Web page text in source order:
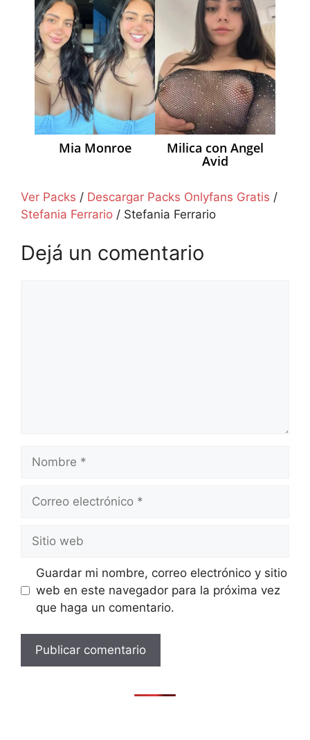
Mia Monroe Milica con Angel
Avid
Ver Packs / Descargar Packs Onlyfans Gratis /
Stefania Ferrario / Stefania Ferrario
Dejá un comentario
electrónico
web
Guardar mi nombre, correo electrónico y sitio
web en este navegador para la próxima vez
que haga un comentario.